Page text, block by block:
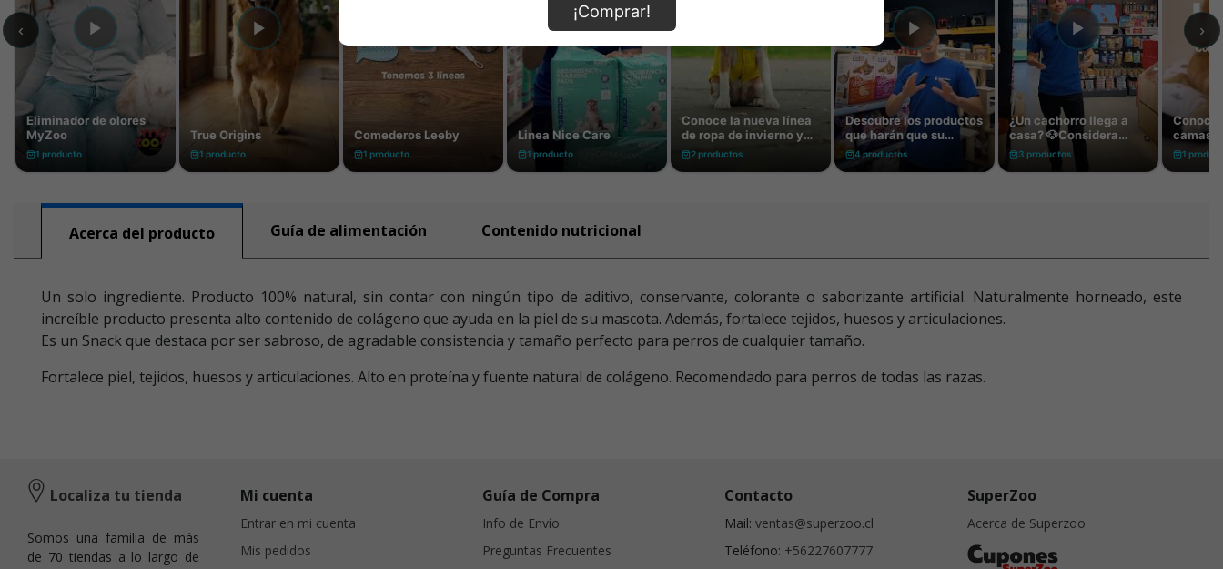
Acerca del producto Guía de alimentación Contenido nutricional
Un solo ingrediente. Producto 100% natural, sin contar con ningún tipo de aditivo, conservante, colorante o saborizante artificial. Naturalmente horneado, este
increíble producto presenta alto contenido de colágeno que ayuda en la piel de su mascota. Además, fortalece tejidos, huesos y articulaciones.
Es un Snack que destaca por ser sabroso, de agradable consistencia y tamaño perfecto para perros de cualquier tamaño.
Fortalece piel, tejidos, huesos y articulaciones. Alto en proteína y fuente natural de colágeno. Recomendado para perros de todas las razas.
¡Comprar!
Localiza tu tienda
Somos una familia de más
de 70 tiendas a lo largo de
Mi cuenta
Entrar en mi cuenta
Mis pedidos
Guía de Compra
Info de Envío
Preguntas Frecuentes
Contacto
Mail: ventas@superzoo.cl
Teléfono: +56227607777
SuperZoo
Acerca de Superzoo